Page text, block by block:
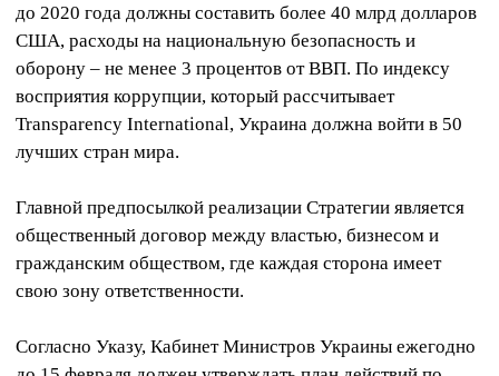
до 2020 года должны составить более 40 млрд долларов
США, расходы на национальную безопасность и
оборону – не менее 3 процентов от ВВП. По индексу
восприятия коррупции, который рассчитывает
Transparency International, Украина должна войти в 50
лучших стран мира.
Главной предпосылкой реализации Стратегии является
общественный договор между властью, бизнесом и
гражданским обществом, где каждая сторона имеет
свою зону ответственности.
Согласно Указу, Кабинет Министров Украины ежегодно